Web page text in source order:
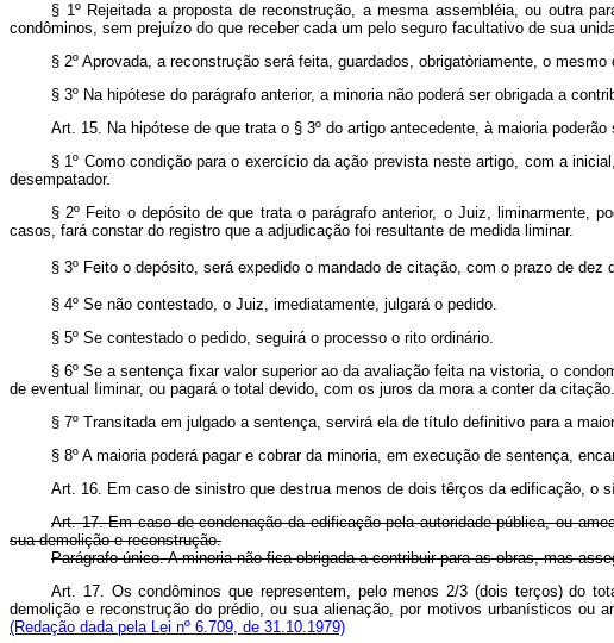
§ 1º Rejeitada a proposta de reconstrução, a mesma assembléia, ou outra
condôminos, sem prejuízo do que receber cada um pelo seguro facultativo de sua
§ 2º Aprovada, a reconstrução será feita, guardados, obrigatòriamente, o
§ 3º Na hipótese do parágrafo anterior, a minoria não poderá ser obrigada a
Art. 15. Na hipótese de que trata o § 3º do artigo antecedente, à maioria
§ 1º Como condição para o exercício da ação prevista neste artigo, com a
desempatador.
§ 2º Feito o depósito de que trata o parágrafo anterior, o Juiz, liminarmente,
casos, fará constar do registro que a adjudicação foi resultante de medida liminar.
§ 3º Feito o depósito, será expedido o mandado de citação, com o prazo de dez
§ 4º Se não contestado, o Juiz, imediatamente, julgará o pedido.
§ 5º Se contestado o pedido, seguirá o processo o rito ordinário.
§ 6º Se a sentença fixar valor superior ao da avaliação feita na vistoria, o
de eventual Iiminar, ou pagará o total devido, com os juros da mora a conter da citação.
§ 7º Transitada em julgado a sentença, servirá ela de título definitivo para a
§ 8º A maioria poderá pagar e cobrar da minoria, em execução de sentença,
Art. 16. Em caso de sinistro que destrua menos de dois têrços da edificação, o
Art. 17. Em caso de condenação da edificação pela autoridade pública, ou
sua demolição e reconstrução.
Parágrafo único. A minoria não fica obrigada a contribuir para as obras, mas
Art. 17. Os condôminos que representem, pelo menos 2/3 (dois terços) do
demolição e reconstrução do prédio, ou sua alienação, por motivos urbanísticos
(Redação dada pela Lei nº 6.709, de 31.10.1979)